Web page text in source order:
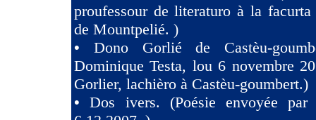
proufessour de literaturo à la
de Mountpelié. )
• Dono Gorlié de Castèu-
Dominique Testa, lou 6 novembre
Gorlier, lachièro à Castèu-goumbert.)
•Dos ivers. (Poésie envoyée